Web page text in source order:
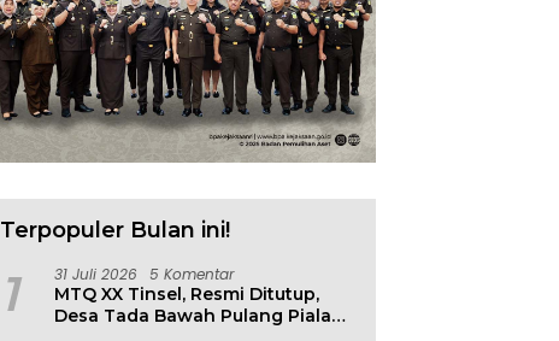
Terpopuler Bulan ini!
1 31 Juli 2026 5 Komentar
MTQ XX Tinsel, Resmi Ditutup,
Desa Tada Bawah Pulang Piala